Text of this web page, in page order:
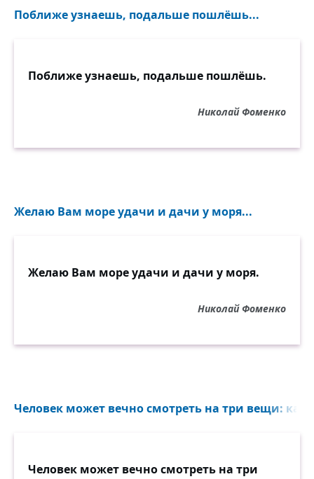
Поближе узнаешь, подальше пошлёшь...
Поближе узнаешь, подальше пошлёшь.
Николай Фоменко
Желаю Вам море удачи и дачи у моря...
Желаю Вам море удачи и дачи у моря.
Николай Фоменко
Человек может вечно смотреть на три вещи: как
Человек может вечно смотреть на три